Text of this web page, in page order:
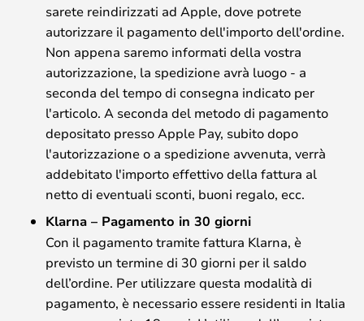
sarete reindirizzati ad Apple, dove potrete
autorizzare il pagamento dell'importo dell'ordine.
Non appena saremo informati della vostra
autorizzazione, la spedizione avrà luogo - a
seconda del tempo di consegna indicato per
l'articolo. A seconda del metodo di pagamento
depositato presso Apple Pay, subito dopo
l'autorizzazione o a spedizione avvenuta, verrà
addebitato l'importo effettivo della fattura al
netto di eventuali sconti, buoni regalo, ecc.
Klarna – Pagamento in 30 giorni
Con il pagamento tramite fattura Klarna, è
previsto un termine di 30 giorni per il saldo
dell’ordine. Per utilizzare questa modalità di
pagamento, è necessario essere residenti in Italia